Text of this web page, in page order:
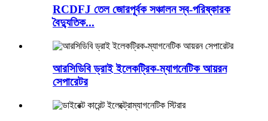
RCDFJ তেল জোরপূর্বক সঞ্চালন স্ব-পরিষ্কারক
বৈদ্যুতিক...
আরসিডিবি ড্রাই ইলেকট্রিক-ম্যাগনেটিক আয়রন
সেপারেটর